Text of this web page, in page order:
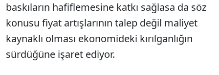
baskıların hafiflemesine katkı sağlasa da söz
konusu fiyat artışlarının talep değil maliyet
kaynaklı olması ekonomideki kırılganlığın
sürdüğüne işaret ediyor.